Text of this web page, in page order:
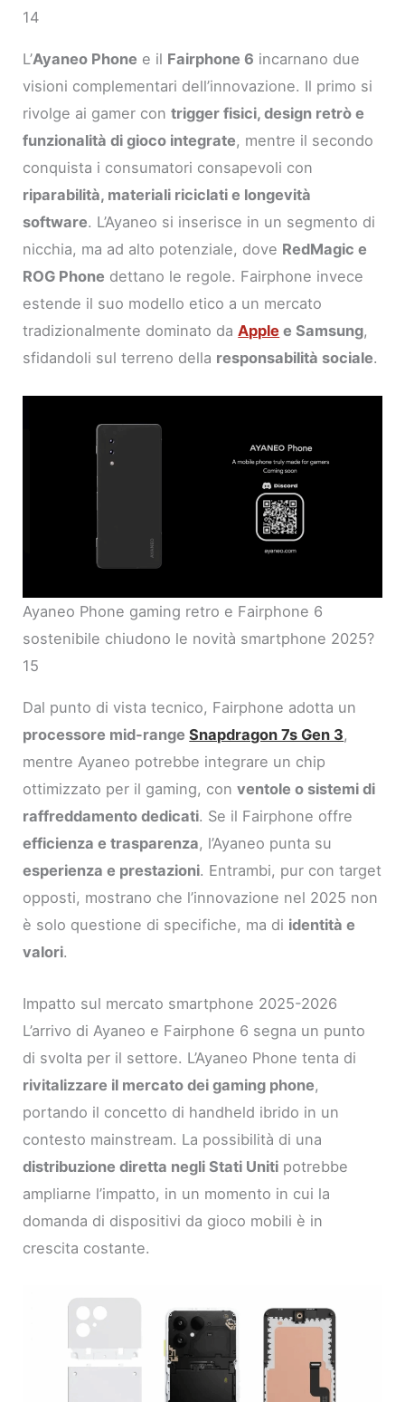
14
L’Ayaneo Phone e il Fairphone 6 incarnano due
visioni complementari dell’innovazione. Il primo si
rivolge ai gamer contrigger fisici, design retrò e
funzionalità di gioco integrate, mentre il secondo
conquista i consumatori consapevoli con
riparabilità, materiali riciclati e longevità
software. L’Ayaneo si inserisce in un segmento di
nicchia, ma ad alto potenziale, dove RedMagic e
ROG Phone dettano le regole. Fairphone invece
estende il suo modello etico a un mercato
tradizionalmente dominato daApple e Samsung,
sfidandoli sul terreno della responsabilità sociale.
Ayaneo Phone gaming retro e Fairphone 6
sostenibile chiudono le novità smartphone 2025?
15
Dal punto di vista tecnico, Fairphone adotta un
processore mid-rangeSnapdragon 7s Gen 3,
mentre Ayaneo potrebbe integrare un chip
ottimizzato per il gaming, conventole o sistemi di
raffreddamento dedicati. Se il Fairphone offre
efficienza e trasparenza, l’Ayaneo punta su
esperienza e prestazioni. Entrambi, pur con target
opposti, mostrano che l’innovazione nel 2025 non
è solo questione di specifiche, ma di identità e
valori.
Impatto sul mercato smartphone 2025-2026
L’arrivo di Ayaneo e Fairphone 6 segna un punto
di svolta per il settore. L’Ayaneo Phone tenta di
rivitalizzare il mercato dei gaming phone,
portando il concetto di handheld ibrido in un
contesto mainstream. La possibilità di una
distribuzione diretta negli Stati Uniti potrebbe
ampliarne l’impatto, in un momento in cui la
domanda di dispositivi da gioco mobili è in
crescita costante.